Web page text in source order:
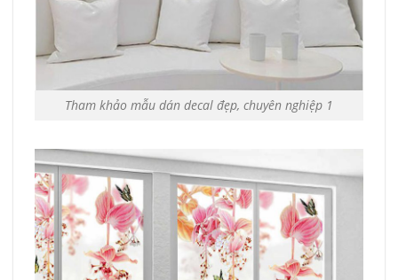
Tham khảo mẫu dán decal đẹp, chuyên nghiệp 1